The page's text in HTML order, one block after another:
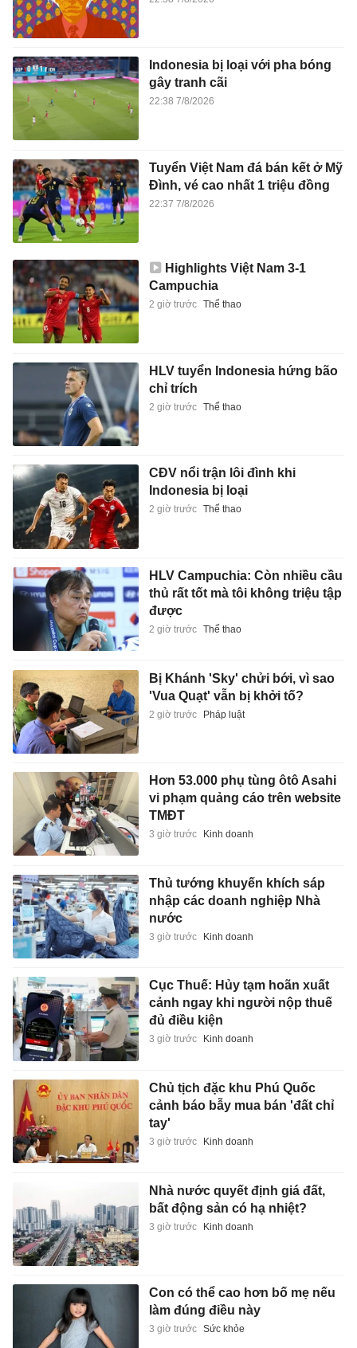
Indonesia bị loại với pha bóng
gây tranh cãi
22:38 7/8/2026
Tuyển Việt Nam đá bán kết ở Mỹ
Đình, vé cao nhất 1 triệu đồng
22:37 7/8/2026
Highlights Việt Nam 3-1
Campuchia
2 giờ trước Thể thao
HLV tuyển Indonesia hứng bão
chỉ trích
2 giờ trước Thể thao
CĐV nổi trận lôi đình khi
Indonesia bị loại
2 giờ trước Thể thao
HLV Campuchia: Còn nhiều cầu
thủ rất tốt mà tôi không triệu tập
được
2 giờ trước Thể thao
Bị Khánh 'Sky' chửi bới, vì sao
'Vua Quạt' vẫn bị khởi tố?
2 giờ trước Pháp luật
Hơn 53.000 phụ tùng ôtô Asahi
vi phạm quảng cáo trên website
TMĐT
3 giờ trước Kinh doanh
Thủ tướng khuyến khích sáp
nhập các doanh nghiệp Nhà
nước
3 giờ trước Kinh doanh
Cục Thuế: Hủy tạm hoãn xuất
cảnh ngay khi người nộp thuế
đủ điều kiện
3 giờ trước Kinh doanh
Chủ tịch đặc khu Phú Quốc
cảnh báo bẫy mua bán 'đất chỉ
tay'
3 giờ trước Kinh doanh
Nhà nước quyết định giá đất,
bất động sản có hạ nhiệt?
3 giờ trước Kinh doanh
Con có thể cao hơn bố mẹ nếu
làm đúng điều này
3 giờ trước Sức khỏe